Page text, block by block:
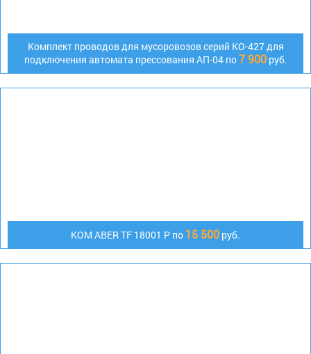
Комплект проводов для мусоровозов серий КО-427 для
подключения автомата прессования АП-04 по7 900руб.
КОМ ABER TF 18001 P по 15 500 руб.